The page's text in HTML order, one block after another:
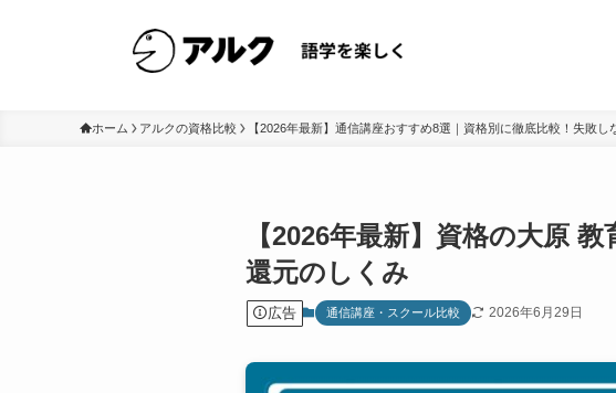
ホーム アルクの資格比較 【2026年最新】通信講座おすすめ8選｜資格別に徹底比較！失敗
【2026年最新】資格の大原
還元のしくみ
広告 通信講座・スクール比較 2026年6月29日